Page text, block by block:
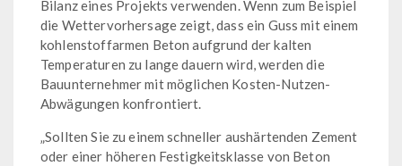
Bilanz eines Projekts verwenden. Wenn zum Beispiel
die Wettervorhersage zeigt, dass ein Guss mit einem
kohlenstoffarmen Beton aufgrund der kalten
Temperaturen zu lange dauern wird, werden die
Bauunternehmer mit möglichen Kosten-Nutzen-
Abwägungen konfrontiert.
„Sollten Sie zu einem schneller aushärtenden Zement
oder einer höheren Festigkeitsklasse von Beton